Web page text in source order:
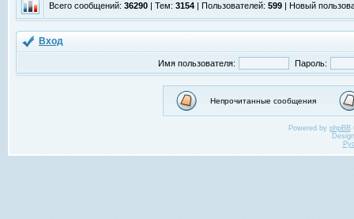
Всего сообщений: 36290 | Тем: 3154 | Пользователей: 599 | Новый
Вход
Имя пользователя: Пароль:
Непрочитанные сообщения
Powered by phpBB